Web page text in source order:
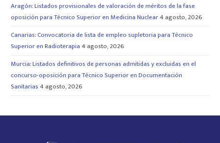
Aragón: Listados provisionales de valoración de méritos de la fase
oposición para Técnico Superior en Medicina Nuclear4 agosto, 2026
Canarias: Convocatoria de lista de empleo supletoria para Técnico
Superior en Radioterapia 4 agosto, 2026
Murcia: Listados definitivos de personas admitidas y excluidas en el
concurso-oposición para Técnico Superior en Documentación
Sanitarias 4 agosto, 2026